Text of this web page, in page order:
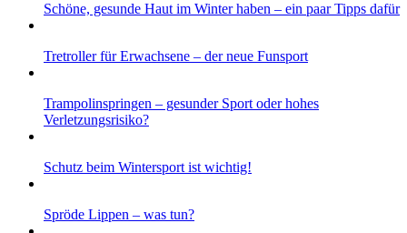
Schöne, gesunde Haut im Winter haben – ein paar Tipps dafür
Tretroller für Erwachsene – der neue Funsport
Trampolinspringen – gesunder Sport oder hohes
Verletzungsrisiko?
Schutz beim Wintersport ist wichtig!
Spröde Lippen – was tun?